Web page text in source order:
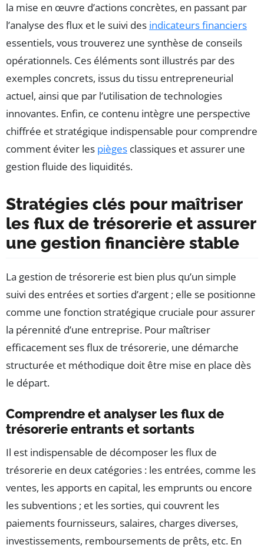
la mise en œuvre d’actions concrètes, en passant par
l’analyse des flux et le suivi des indicateurs financiers
essentiels, vous trouverez une synthèse de conseils
opérationnels. Ces éléments sont illustrés par des
exemples concrets, issus du tissu entrepreneurial
actuel, ainsi que par l’utilisation de technologies
innovantes. Enfin, ce contenu intègre une perspective
chiffrée et stratégique indispensable pour comprendre
comment éviter les pièges classiques et assurer une
gestion fluide des liquidités.
Stratégies clés pour maîtriser
les flux de trésorerie et assurer
une gestion financière stable
La gestion de trésorerie est bien plus qu’un simple
suivi des entrées et sorties d’argent ; elle se positionne
comme une fonction stratégique cruciale pour assurer
la pérennité d’une entreprise. Pour maîtriser
efficacement ses flux de trésorerie, une démarche
structurée et méthodique doit être mise en place dès
le départ.
Comprendre et analyser les flux de
trésorerie entrants et sortants
Il est indispensable de décomposer les flux de
trésorerie en deux catégories : les entrées, comme les
ventes, les apports en capital, les emprunts ou encore
les subventions ; et les sorties, qui couvrent les
paiements fournisseurs, salaires, charges diverses,
investissements, remboursements de prêts, etc. En